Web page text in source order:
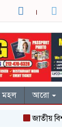
মহল আরো
জাতীয়